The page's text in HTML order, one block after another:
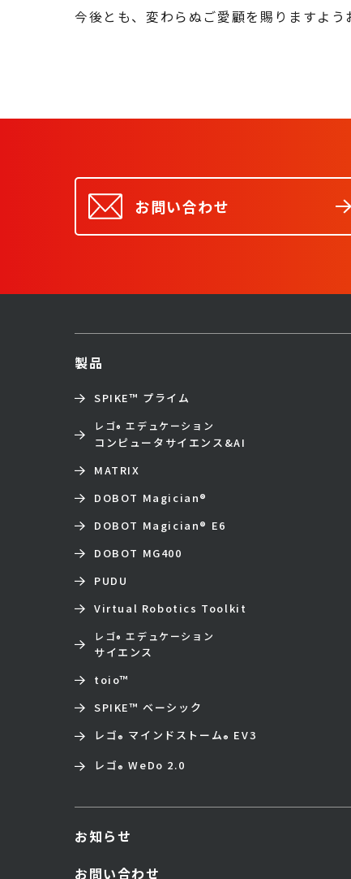
今後とも、変わらぬご愛顧を賜りますよう
お問い合わせ
製品
SPIKE™ プライム
レゴ® エデュケーション
コンピュータサイエンス&AI
MATRIX
DOBOT Magician®
DOBOT Magician® E6
DOBOT MG400
PUDU
Virtual Robotics Toolkit
レゴ® エデュケーション
サイエンス
toio™
SPIKE™ ベーシック
レゴ® マインドストーム® EV3
レゴ® WeDo 2.0
お知らせ
お問い合わせ